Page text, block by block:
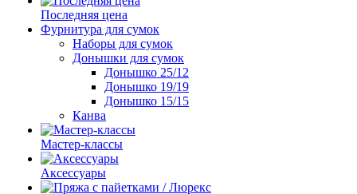
Последняя цена
Фурнитура для сумок
Наборы для сумок
Донышки для сумок
Донышко 25/12
Донышко 19/19
Донышко 15/15
Канва
Мастер-классы
Аксессуары